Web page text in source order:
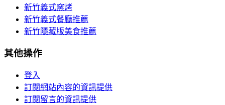
新竹義式窯烤
新竹義式餐廳推薦
新竹隱藏版美食推薦
其他操作
登入
訂閱網站內容的資訊提供
訂閱留言的資訊提供